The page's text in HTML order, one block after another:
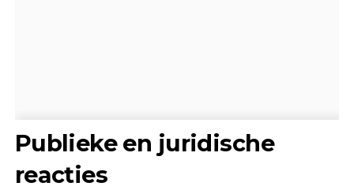
Publieke en juridische
reacties